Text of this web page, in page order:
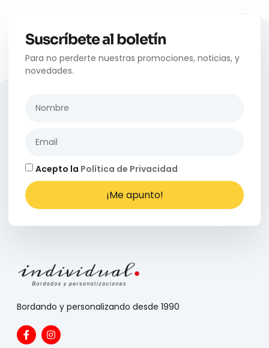
Suscríbete al boletín
Para no perderte nuestras promociones, noticias, y
novedades.
Acepto la Política de Privacidad
¡Me apunto!
Bordando y personalizando desde 1990